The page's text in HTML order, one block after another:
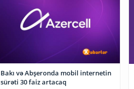
Bakı və Abşeronda mobil internetin
sürəti 30 faiz artacaq